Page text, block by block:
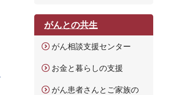
がんとの共生
がん相談支援センター
お金と暮らしの支援
がん患者さんとご家族の